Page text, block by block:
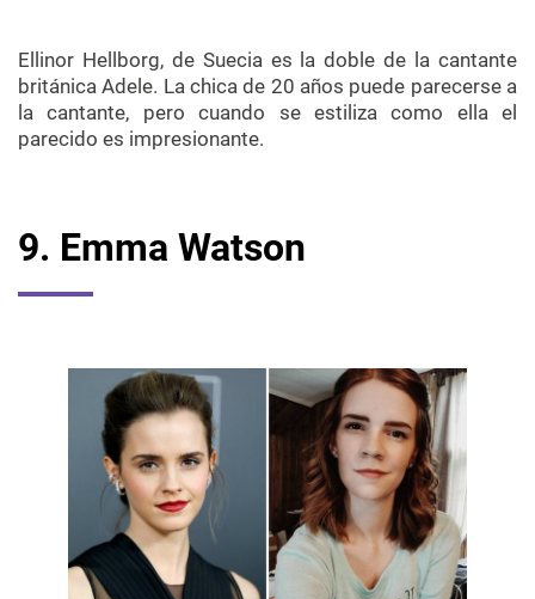
Ellinor Hellborg, de Suecia es la doble de la cantante
británica Adele. La chica de 20 años puede parecerse a
la cantante, pero cuando se estiliza como ella el
parecido es impresionante.
9. Emma Watson